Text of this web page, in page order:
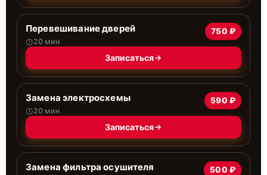
Перевешивание дверей
20 мин
750 ₽
Записаться
Замена электросхемы
20 мин
590 ₽
Записаться
Замена фильтра осушителя 500 ₽